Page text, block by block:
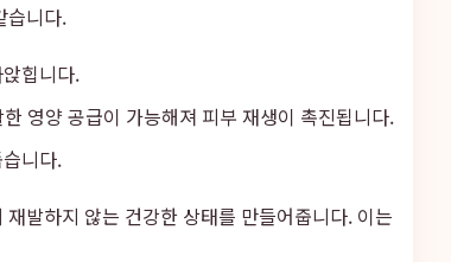
습니다.
힙니다.
영양 공급이 가능해져 피부 재생이 촉진됩니다.
니다.
발하지 않는 건강한 상태를 만들어줍니다. 이는